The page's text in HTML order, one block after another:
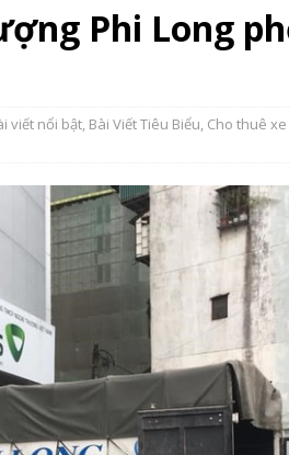
Phi Long
viết nổi bật, Bài Viết Tiêu Biểu, Cho thuê xe